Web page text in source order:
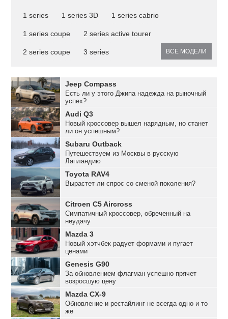
1 series 1 series 3D 1 series cabrio
1 series coupe 2 series active tourer
2 series coupe 3 series ВСЕ МОДЕЛИ
Jeep Compass
Есть ли у этого Джипа надежда на рыночный
успех?
Audi Q3
Новый кроссовер вышел нарядным, но станет
ли он успешным?
Subaru Outback
Путешествуем из Москвы в русскую
Лапландию
Toyota RAV4
Вырастет ли спрос со сменой поколения?
Citroen C5 Aircross
Симпатичный кроссовер, обреченный на
неудачу
Mazda 3
Новый хэтчбек радует формами и пугает
ценами
Genesis G90
За обновлением флагман успешно прячет
возросшую цену
Mazda CX-9
Обновление и рестайлинг не всегда одно и то
же